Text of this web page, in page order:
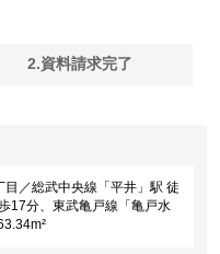
2.資料請求完了
／総武中央線「平井」駅 徒
17分、東武亀戸線「亀戸水